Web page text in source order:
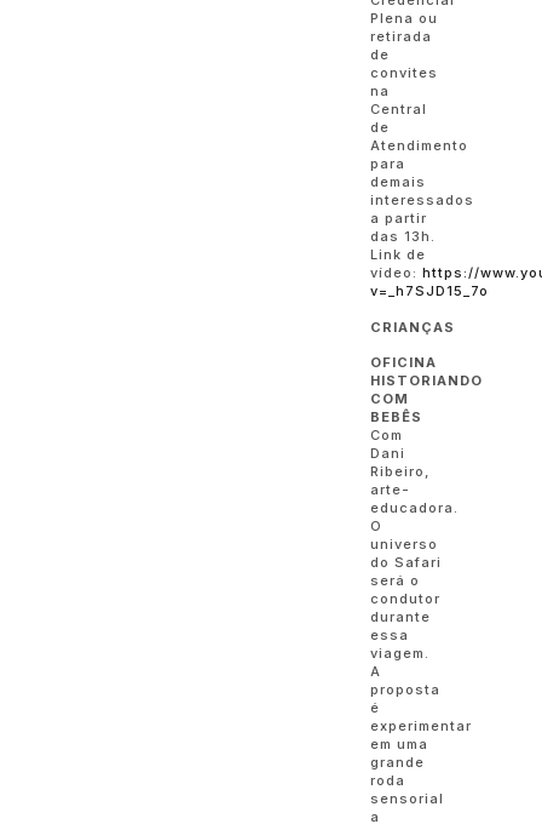
Plena ou
retirada
de
convites
na
Central
de
Atendimento
para
demais
interessados
a partir
das 13h.
Link de
vídeo: https://
v=_h7SJD15_7o
CRIANÇAS
OFICINA
HISTORIANDO
COM
BEBÊS
Com
Dani
Ribeiro,
arte-
educadora.
O
universo
do Safari
será o
condutor
durante
essa
viagem.
A
proposta
é
experimentar
em uma
grande
roda
sensorial
a